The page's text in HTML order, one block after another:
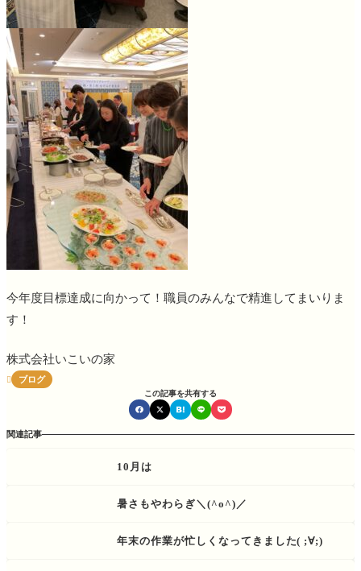
今年度目標達成に向かって！職員のみんなで精進してまいりま
す！
株式会社いこいの家
 ブログ
この記事を共有する
関連記事
10月は
暑さもやわらぎ＼(^o^)／
年末の作業が忙しくなってきました( ;∀;)